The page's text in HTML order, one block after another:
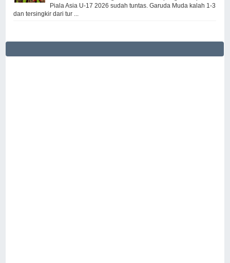
Piala Asia U-17 2026 sudah tuntas. Garuda Muda kalah 1-3
dan tersingkir dari tur ...